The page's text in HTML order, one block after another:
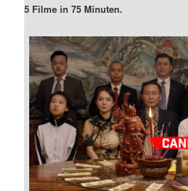
5 Filme in 75 Minuten.